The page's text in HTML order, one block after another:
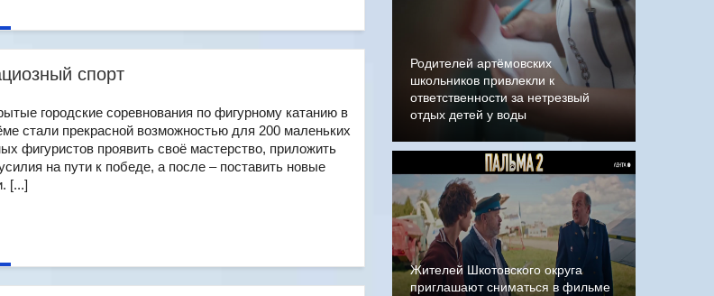
спорт
городские соревнования по фигурному катанию в
стали прекрасной возможностью для 200 маленьких
фигуристов проявить своё мастерство, приложить
на пути к победе, а после – поставить новые
[...]
Родителей артёмовских
школьников привлекли к
ответственности за нетрезвый
отдых детей у воды
Жителей Шкотовского округа
приглашают сниматься в фильме